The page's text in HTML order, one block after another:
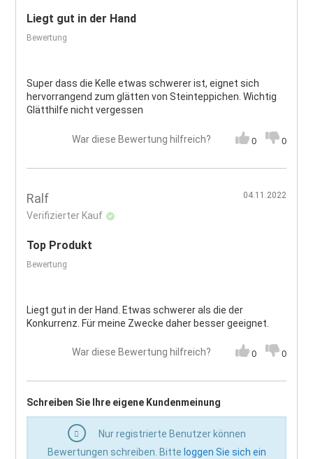
Liegt gut in der Hand
Bewertung
Super dass die Kelle etwas schwerer ist, eignet sich
hervorrangend zum glätten von Steinteppichen. Wichtig
Glätthilfe nicht vergessen
War diese Bewertung hilfreich? 0 0
Ralf
Verifizierter Kauf
04.11.2022
Top Produkt
Bewertung
Liegt gut in der Hand. Etwas schwerer als die der
Konkurrenz. Für meine Zwecke daher besser geeignet.
War diese Bewertung hilfreich? 0 0
Schreiben Sie Ihre eigene Kundenmeinung
Nur registrierte Benutzer können
Bewertungen schreiben. Bitte loggen Sie sich ein